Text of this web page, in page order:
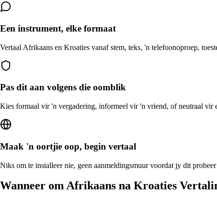
Een instrument, elke formaat
Vertaal Afrikaans en Kroaties vanaf stem, teks, 'n telefoonoproep,
Pas dit aan volgens die oomblik
Kies formaal vir 'n vergadering, informeel vir 'n vriend, of neutraal vir
Maak 'n oortjie oop, begin vertaal
Niks om te installeer nie, geen aanmeldingsmuur voordat jy dit
Wanneer om Afrikaans na Kroaties